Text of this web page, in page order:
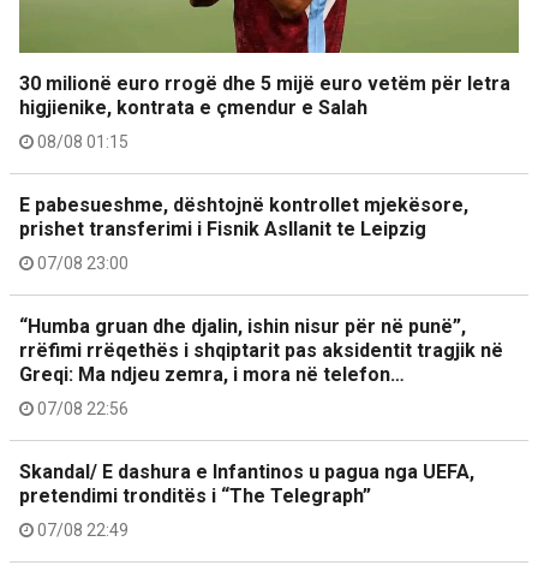
30 milionë euro rrogë dhe 5 mijë euro vetëm për letra
higjienike, kontrata e çmendur e Salah
08/08 01:15
E pabesueshme, dështojnë kontrollet mjekësore,
prishet transferimi i Fisnik Asllanit te Leipzig
07/08 23:00
“Humba gruan dhe djalin, ishin nisur për në punë”,
rrëfimi rrëqethës i shqiptarit pas aksidentit tragjik në
Greqi: Ma ndjeu zemra, i mora në telefon…
07/08 22:56
Skandal/ E dashura e Infantinos u pagua nga UEFA,
pretendimi tronditës i “The Telegraph”
07/08 22:49